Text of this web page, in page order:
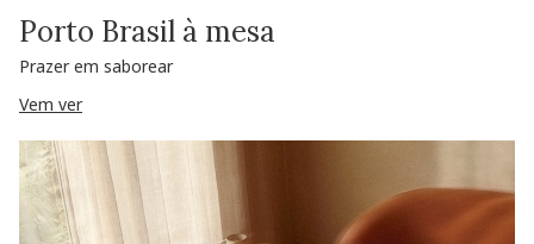
Porto Brasil à mesa
Prazer em saborear
Vem ver